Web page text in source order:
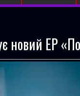
новий EP